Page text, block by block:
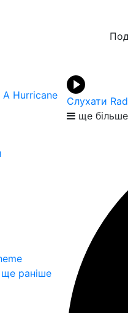
A Hurricane
раніше
Слухати
ще